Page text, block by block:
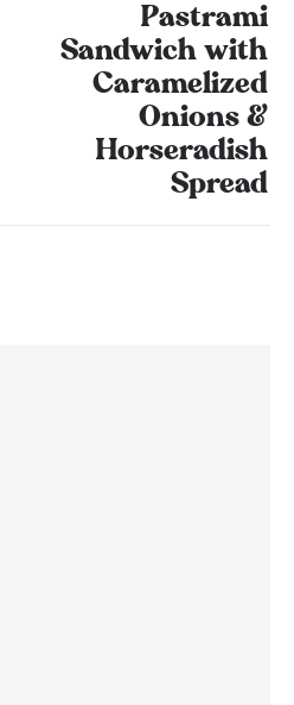
Pastrami
Sandwich with
Caramelized
Onions &
Horseradish
Spread